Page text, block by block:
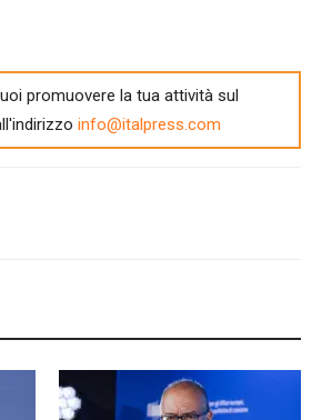
promuovere la tua attività sul
info@italpress.com